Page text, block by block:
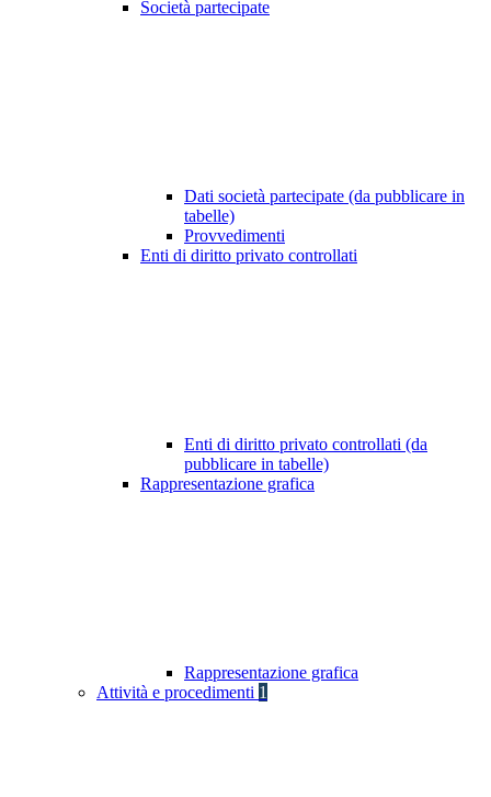
Società partecipate
Dati società partecipate (da pubblicare in
tabelle)
Provvedimenti
Enti di diritto privato controllati
Enti di diritto privato controllati (da
pubblicare in tabelle)
Rappresentazione grafica
Rappresentazione grafica
Attività e procedimenti 1